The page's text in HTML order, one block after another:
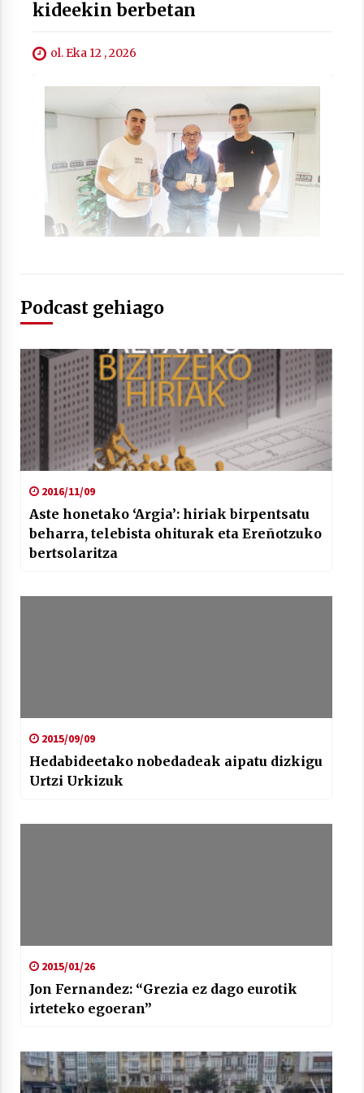
Berria egunkarian elkarrizketa
Arrosaren 20 urteez
2021/07/06
Hala Bedi irratiko Hizpidea saioan
Arrosaren 20 urteez
2021/07/03
2021/07/01
Telebistaren eskutik
2021/06/30
kideekin berbetan
ol. Eka 12 , 2026
Podcast gehiago
2016/11/09
Aste honetako ‘Argia’: hiriak birpentsatu
beharra, telebista ohiturak eta Ereñotzuko
bertsolaritza
2015/09/09
Hedabideetako nobedadeak aipatu dizkigu
Urtzi Urkizuk
2015/01/26
Jon Fernandez: “Grezia ez dago eurotik
irteteko egoeran”